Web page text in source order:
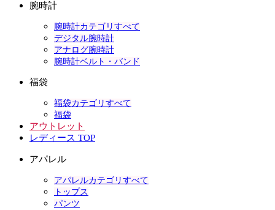
腕時計
腕時計カテゴリすべて
デジタル腕時計
アナログ腕時計
腕時計ベルト・バンド
福袋
福袋カテゴリすべて
福袋
アウトレット
レディース TOP
アパレル
アパレルカテゴリすべて
トップス
パンツ